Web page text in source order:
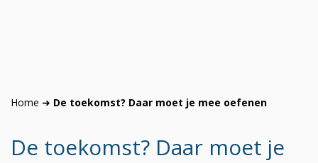
Home ➜ De toekomst? Daar moet je mee oefenen
De toekomst? Daar moet je